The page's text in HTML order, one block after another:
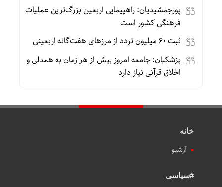
پورجمشیدیان: راهپیمایی اربعین بزرگ‌ترین عملیات
فرهنگی کشور است
ثبت ۶۰ میلیون تردد از مرزهای هفت‌گانه اربعینی
پزشکیان: جامعه امروز بیش از هر زمان به همدلی و
اخلاق قرآنی نیاز دارد
خانه
آرشیو
#سیاسی